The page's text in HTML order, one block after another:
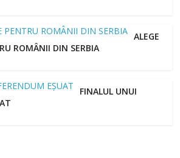
ALEGE
ROMÂNII DIN SERBIA
FINALUL UNUI